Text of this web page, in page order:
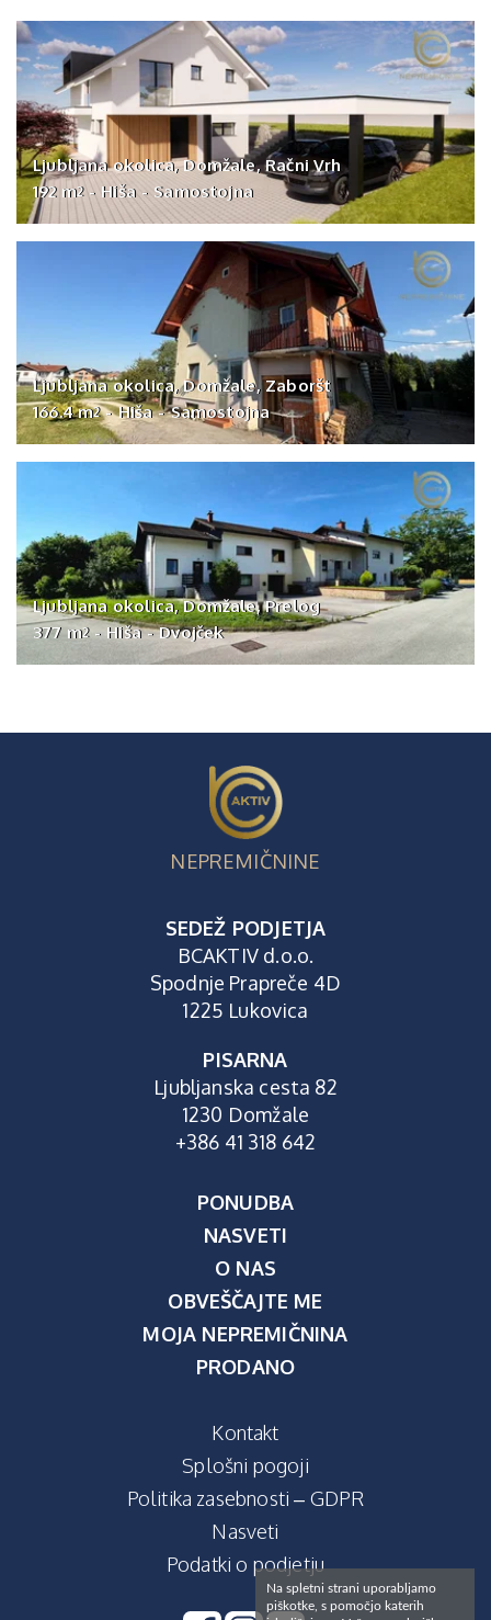
Ljubljana okolica, Domžale, Račni Vrh
192 m2 - Hiša - Samostojna
Ljubljana okolica, Domžale, Zaboršt
166.4 m2 - Hiša - Samostojna
Ljubljana okolica, Domžale, Prelog
377 m2 - Hiša - Dvojček
NEPREMIČNINE
SEDEŽ PODJETJA
BCAKTIV d.o.o.
Spodnje Prapreče 4D
1225 Lukovica
PISARNA
Ljubljanska cesta 82
1230 Domžale
+386 41 318 642
PONUDBA
NASVETI
O NAS
OBVEŠČAJTE ME
MOJA NEPREMIČNINA
PRODANO
Kontakt
Splošni pogoji
Politika zasebnosti – GDPR
Nasveti
Podatki o podjetju
Na spletni strani uporabljamo
piškotke, s pomočjo katerih